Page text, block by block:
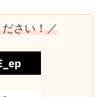
さい！／